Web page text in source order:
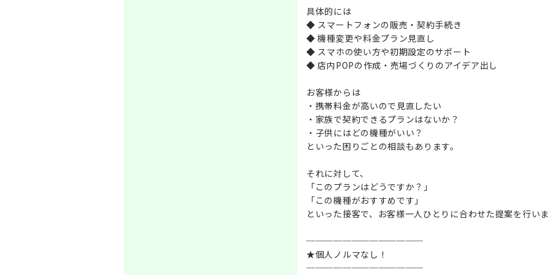
具体的には
◆ スマートフォンの販売・契約手続き
◆ 機種変更や料金プラン見直し
◆ スマホの使い方や初期設定のサポート
◆ 店内POPの作成・売場づくりのアイデア出し
お客様からは
・携帯料金が高いので見直したい
・家族で契約できるプランはないか？
・子供にはどの機種がいい？
といった困りごとの相談もあります。
それに対して、
「このプランはどうですか？」
「この機種がおすすめです」
といった接客で、お客様一人ひとりに合わせた提案を行い
─────────────
★個人ノルマなし！
─────────────